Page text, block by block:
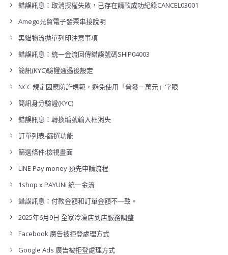
錯誤訊息：取消授權失敗，已存在請款成功紀錄CANCEL03001
Amego光貿電子發票串接說明
黑貓物流拋單列印注意事項
錯誤訊息：統一金流回傳錯誤號碼SHIP04003
簡訊(KYC)驗證通過後設定
NCC 規定因應防詐規範，避免使用「普發一萬元」字眼
簡訊身分驗證(KYC)
錯誤訊息：轉換編號輸入框消失
訂單列表-篩選功能
篩選條件:檢視畫面
LINE Pay money 預先申請流程
1shop x PAYUNi 統一金流
錯誤訊息：付款金額和訂單金額不一致。
2025年6月9日 全家冷凍店到店服務調整
Facebook 廣告被拒登處理方式
Google Ads 廣告被拒登處理方式